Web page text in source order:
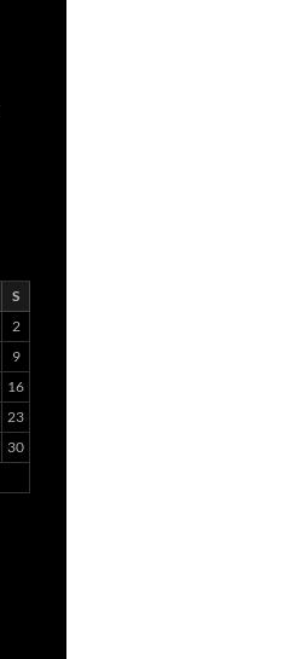
S
2
9
16
23
30